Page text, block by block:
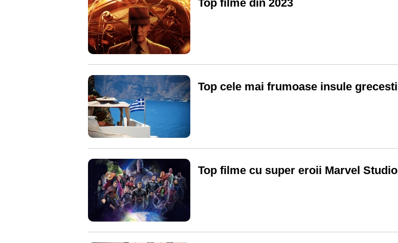
Top filme din 2023
Top cele mai frumoase insule grecesti
Top filme cu super eroii Marvel Studio